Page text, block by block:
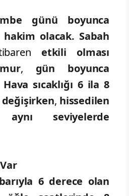
günü boyunca
olacak. Sabah
etkili olması
, gün boyunca
Hava sıcaklığı 6 ila 8
değişirken, hissedilen
aynı seviyelerde
6 derece olan